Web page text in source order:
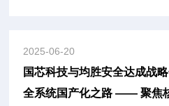
2025-06-20
国芯科技与均胜安全达成战
全系统国产化之路 —— 聚焦